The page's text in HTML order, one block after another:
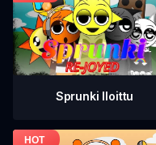
Sprunki Iloittu